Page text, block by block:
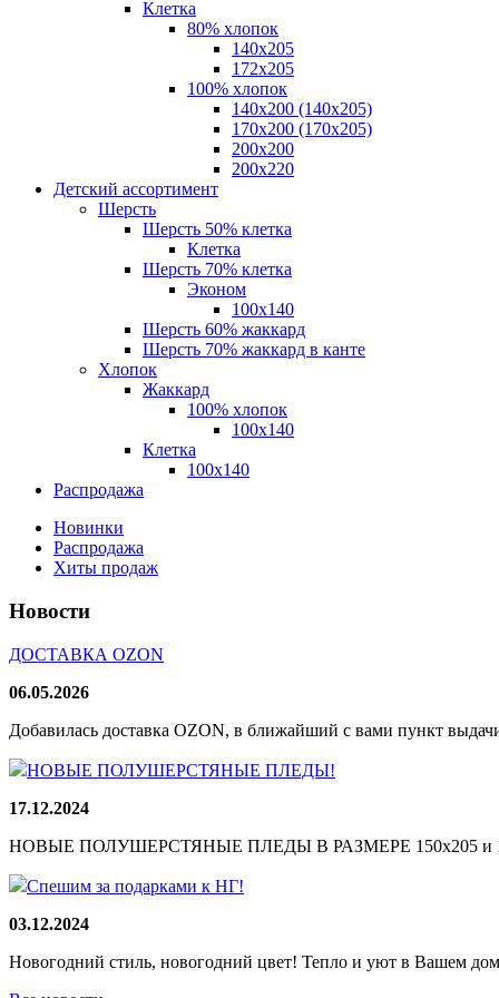
Клетка
80% хлопок
140x205
172х205
100% хлопок
140x200 (140х205)
170x200 (170х205)
200х200
200х220
Детский ассортимент
Шерсть
Шерсть 50% клетка
Клетка
Шерсть 70% клетка
Эконом
100x140
Шерсть 60% жаккард
Шерсть 70% жаккард в канте
Хлопок
Жаккард
100% хлопок
100x140
Клетка
100х140
Распродажа
Новинки
Распродажа
Хиты продаж
Новости
ДОСТАВКА OZON
06.05.2026
Добавилась доставка OZON, в ближайший с вами пункт
НОВЫЕ ПОЛУШЕРСТЯНЫЕ ПЛЕДЫ!
17.12.2024
НОВЫЕ ПОЛУШЕРСТЯНЫЕ ПЛЕДЫ В РАЗМЕРЕ 150х205 и
Спешим за подарками к НГ!
03.12.2024
Новогодний стиль, новогодний цвет! Тепло и уют в Вашем